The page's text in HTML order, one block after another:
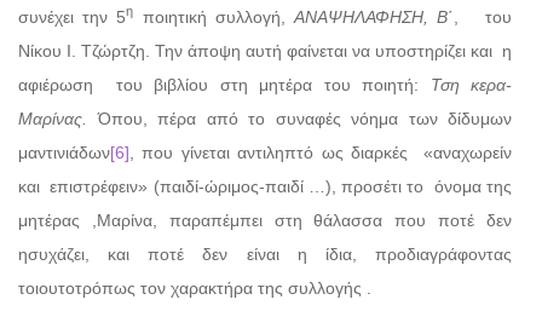
συνέχει την 5η ποιητική συλλογή,ΑΝΑΨΗΛΑΦΗΣΗ, Β΄, του
Νίκου Ι. Τζώρτζη. Την άποψη αυτή φαίνεται να υποστηρίζει και η
αφιέρωση του βιβλίου στη μητέρα του ποιητή: Τση κερα-
Μαρίνας.Όπου, πέρα από το συναφές νόημα των δίδυμων
μαντινιάδων[6] , που γίνεται αντιληπτό ως διαρκές «αναχωρείν
και επιστρέφειν» (παιδί-ώριμος-παιδί …), προσέτι το όνομα της
μητέρας ,Μαρίνα, παραπέμπει στη θάλασσα που ποτέ δεν
ησυχάζει, και ποτέ δεν είναι η ίδια, προδιαγράφοντας
τοιουτοτρόπως τον χαρακτήρα της συλλογής .